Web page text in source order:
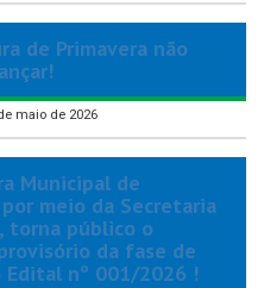
de Primavera não
maio de 2026
Municipal de
por meio da Secretaria
torna público o
da fase de
Edital nº 001/2026 !